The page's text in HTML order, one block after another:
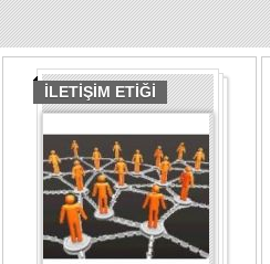
İLETİŞİM ETİĞİ